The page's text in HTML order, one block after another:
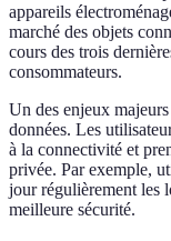
appareils
marché des objets
cours des trois
consommateurs.
Un des enjeux
données. Les
à la connectivité et
privée. Par exemple,
jour régulièrement les
meilleure sécurité.